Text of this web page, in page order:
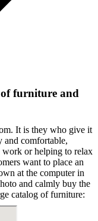
of furniture and
It is they who give it
and comfortable,
or helping to relax
want to place an
at the computer in
and calmly buy the
catalog of furniture: